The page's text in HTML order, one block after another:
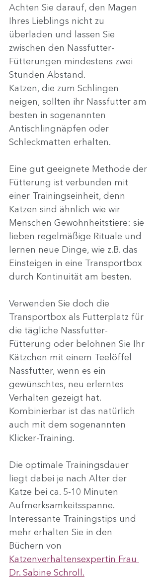
Achten Sie darauf, den Magen
Ihres Lieblings nicht zu
überladen und lassen Sie
zwischen den Nassfutter-
Fütterungen mindestens zwei
Stunden Abstand.
Katzen, die zum Schlingen
neigen, sollten ihr Nassfutter am
besten in sogenannten
Antischlingnäpfen oder
Schleckmatten erhalten.
Eine gut geeignete Methode der
Fütterung ist verbunden mit
einer Trainingseinheit, denn
Katzen sind ähnlich wie wir
Menschen Gewohnheitstiere: sie
lieben regelmäßige Rituale und
lernen neue Dinge, wie z.B. das
Einsteigen in eine Transportbox
durch Kontinuität am besten.
Verwenden Sie doch die
Transportbox als Futterplatz für
die tägliche Nassfutter-
Fütterung oder belohnen Sie Ihr
Kätzchen mit einem Teelöffel
Nassfutter, wenn es ein
gewünschtes, neu erlerntes
Verhalten gezeigt hat.
Kombinierbar ist das natürlich
auch mit dem sogenannten
Klicker-Training.
Die optimale Trainingsdauer
liegt dabei je nach Alter der
Katze bei ca. 5-10 Minuten
Aufmerksamkeitsspanne.
Interessante Trainingstips und
mehr erhalten Sie in den
Büchern von
Katzenverhaltensexpertin Frau
Dr. Sabine Schroll.